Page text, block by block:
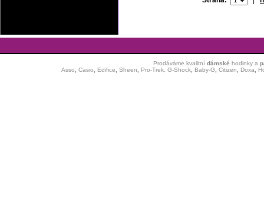
Prodáváme kvalitní dámské hodinkya
Asso
Casio Edifice Sheen Pro-Trek, G-Shock, Baby-G Citizen Doxa